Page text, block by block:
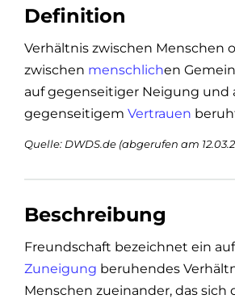
Definition
Verhältnis zwischen Menschen
zwischen menschlichen
auf gegenseitiger Neigung und
gegenseitigem Vertrauen
Quelle: DWDS.de (abgerufen am
Beschreibung
Freundschaft bezeichnet ein
Zuneigung beruhendes
Menschen zueinander, das sich